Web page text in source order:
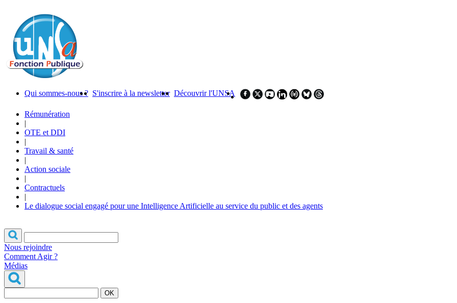
Qui sommes-nous ? S'inscrire à la newsletter Découvrir l'UNSA
Rémunération
|
OTE et DDI
|
Travail & santé
|
Action sociale
|
Contractuels
|
Le dialogue social engagé pour une Intelligence Artificielle au service du public et des agents
Nous rejoindre
Comment Agir ?
Médias
OK